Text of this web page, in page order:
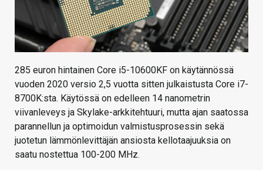
HAKU
285 euron hintainen Core i5-10600KF on käytännössä
vuoden 2020 versio 2,5 vuotta sitten julkaistusta Core i7-
8700K:sta. Käytössä on edelleen 14 nanometrin
viivanleveys ja Skylake-arkkitehtuuri, mutta ajan saatossa
parannellun ja optimoidun valmistusprosessin sekä
juotetun lämmönlevittäjän ansiosta kellotaajuuksia on
saatu nostettua 100-200 MHz.